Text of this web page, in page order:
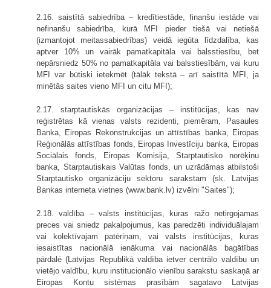
2.16. saistītā sabiedrība – kredītiestāde, finanšu iestāde vai
nefinanšu sabiedrība, kurā MFI pieder tiešā vai netiešā
(izmantojot meitassabiedrības) veidā iegūta līdzdalība, kas
aptver 10% un vairāk pamatkapitāla vai balsstiesību, bet
nepārsniedz 50% no pamatkapitāla vai balsstiesībām, vai kuru
MFI var būtiski ietekmēt (tālāk tekstā – arī saistītā MFI, ja
minētās saites vieno MFI un citu MFI);
2.17. starptautiskās organizācijas – institūcijas, kas nav
reģistrētas kā vienas valsts rezidenti, piemēram, Pasaules
Banka, Eiropas Rekonstrukcijas un attīstības banka, Eiropas
Reģionālās attīstības fonds, Eiropas Investīciju banka, Eiropas
Sociālais fonds, Eiropas Komisija, Starptautisko norēķinu
banka, Starptautiskais Valūtas fonds, un uzrādāmas atbilstoši
Starptautisko organizāciju sektoru sarakstam (sk. Latvijas
Bankas interneta vietnes (www.bank.lv) izvēlni "Saites");
2.18. valdība – valsts institūcijas, kuras ražo netirgojamas
preces vai sniedz pakalpojumus, kas paredzēti individuālajam
vai kolektīvajam patēriņam, vai valsts institūcijas, kuras
iesaistītas nacionālā ienākuma vai nacionālās bagātības
pārdalē (Latvijas Republikā valdība ietver centrālo valdību un
vietējo valdību, kuru institucionālo vienību sarakstu saskaņā ar
Eiropas Kontu sistēmas prasībām sagatavo Latvijas